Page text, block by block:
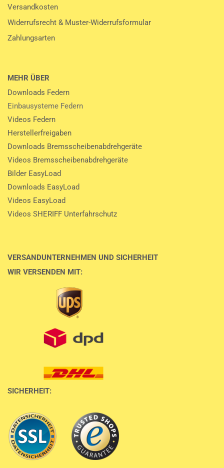
Versandkosten
Widerrufsrecht & Muster-Widerrufsformular
Zahlungsarten
MEHR ÜBER
Downloads Federn
Einbausysteme Federn
Videos Federn
Herstellerfreigaben
Downloads Bremsscheibenabdrehgeräte
Videos Bremsscheibenabdrehgeräte
Bilder EasyLoad
Downloads EasyLoad
Videos EasyLoad
Videos SHERIFF Unterfahrschutz
VERSANDUNTERNEHMEN UND SICHERHEIT
WIR VERSENDEN MIT:
SICHERHEIT: